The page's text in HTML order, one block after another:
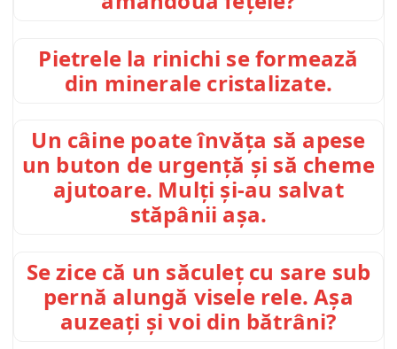
Pietrele la rinichi se formează
din minerale cristalizate.
Un câine poate învăța să apese
un buton de urgență și să cheme
ajutoare. Mulți și-au salvat
stăpânii așa.
Se zice că un săculeț cu sare sub
pernă alungă visele rele. Așa
auzeați și voi din bătrâni?